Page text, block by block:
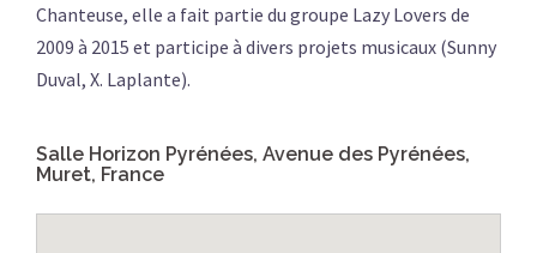
Chanteuse, elle a fait partie du groupe Lazy Lovers de
2009 à 2015 et participe à divers projets musicaux (Sunny
Duval, X. Laplante).
Salle Horizon Pyrénées, Avenue des Pyrénées,
Muret, France